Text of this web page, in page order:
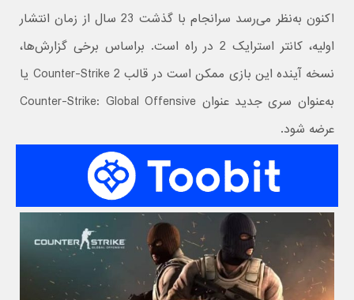
اکنون به‌نظر می‌رسد سرانجام با گذشت 23 سال از زمان انتشار
اولیه، کانتر استرایک 2 در راه است. براساس برخی گزارش‌ها،
نسخه آینده این بازی ممکن است در قالب Counter-Strike 2 یا
به‌عنوان سری جدید عنوان Counter-Strike: Global Offensive
عرضه شود.